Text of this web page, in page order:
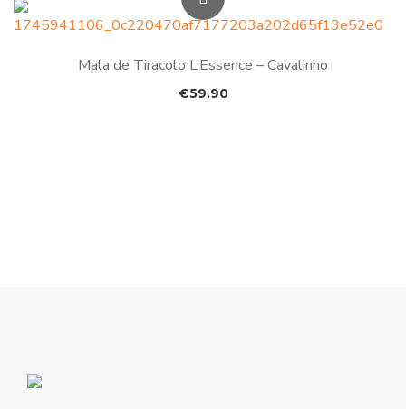
Mala de Tiracolo L’Essence – Cavalinho
€59.90